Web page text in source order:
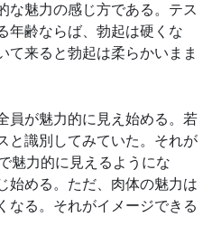
な魅力の感じ方である。テス
年齢ならば、勃起は硬くな
て来ると勃起は柔らかいまま
員が魅力的に見え始める。若
と識別してみていた。それが
魅力的に見えるようにな
始める。ただ、肉体の魅力は
なる。それがイメージできる